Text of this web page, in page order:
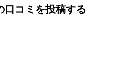
口コミを投稿する